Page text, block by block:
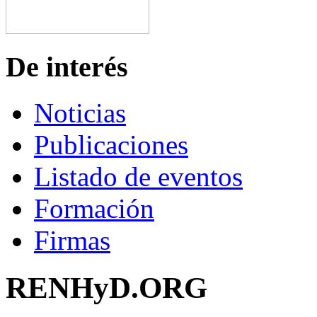
De interés
Noticias
Publicaciones
Listado de eventos
Formación
Firmas
RENHyD.ORG